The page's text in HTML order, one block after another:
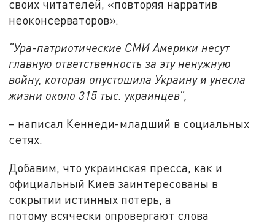
своих читателей, «повторяя нарратив
неоконсерваторов».
"Ура-патриотические СМИ Америки несут
главную ответственность за эту ненужную
войну, которая опустошила Украину и унесла
жизни около 315 тыс. украинцев",
– написал Кеннеди-младший в социальных
сетях.
Добавим, что украинская пресса, как и
официальный Киев заинтересованы в
сокрытии истинных потерь, а
потому всячески опровергают слова